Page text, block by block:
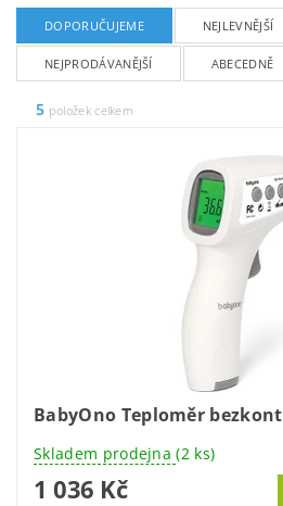
DOPORUČUJEME NEJLEVNĚJŠÍ
NEJPRODÁVANĚJŠÍ ABECEDNĚ
5 položek celkem
BabyOno Teploměr
Skladem prodejna(2 ks)
1 036 Kč